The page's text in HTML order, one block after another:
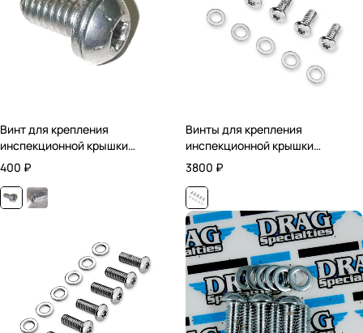
Винт для крепления
инспекционной крышки
сцепления
400 ₽
Винты для крепления
инспекционной крышки
сцепления / Хромированные
3800 ₽